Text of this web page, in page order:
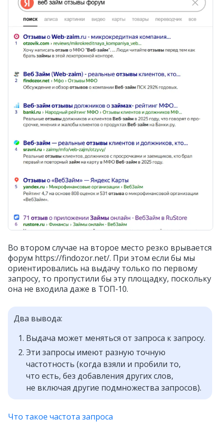
Во втором случае на второе место резко врывается
форум https://findozor.net/. При этом если бы мы
ориентировались на выдачу только по первому
запросу, то пропустили бы эту площадку, поскольку
она не входила даже в ТОП‑10.
Два вывода:
Выдача может меняться от запроса к запросу.
Эти запросы имеют разную точную
частотность (когда взяли и пробили то,
что есть, без добавления других слов,
не включая другие подмножества запросов).
Что такое частота запроса